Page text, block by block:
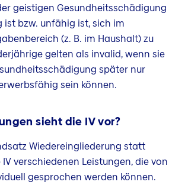
geistigen Gesundheitsschädigung
bzw. unfähig ist, sich im
(z. B. im Haushalt) zu
gelten als invalid, wenn sie
später nur
sein können.
sieht die IV vor?
Wiedereingliederung statt
verschiedenen Leistungen, die von
gesprochen werden können.